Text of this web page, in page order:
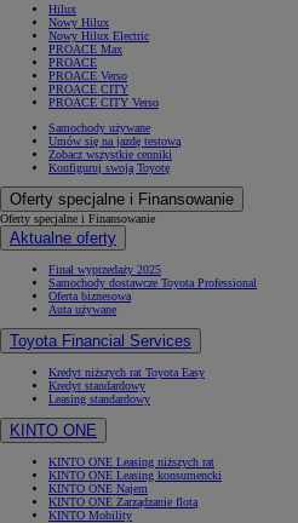
Hilux
Nowy Hilux
Nowy Hilux Electric
PROACE Max
PROACE
PROACE Verso
PROACE CITY
PROACE CITY Verso
Samochody używane
Umów się na jazdę testową
Zobacz wszystkie cenniki
Konfiguruj swoją Toyotę
Oferty specjalne i Finansowanie
Oferty specjalne i Finansowanie
Aktualne oferty
Finał wyprzedaży 2025
Samochody dostawcze Toyota Professional
Oferta biznesowa
Auta używane
Toyota Financial Services
Kredyt niższych rat Toyota Easy
Kredyt standardowy
Leasing standardowy
KINTO ONE
KINTO ONE Leasing niższych rat
KINTO ONE Leasing konsumencki
KINTO ONE Najem
KINTO ONE Zarządzanie flotą
KINTO Mobility